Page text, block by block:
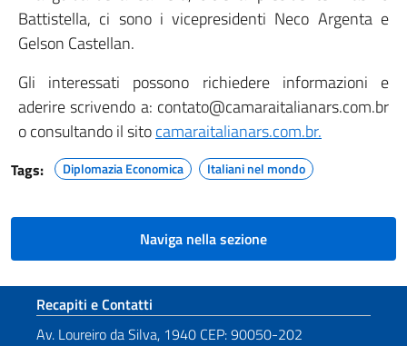
Battistella, ci sono i vicepresidenti Neco Argenta e
Gelson Castellan.
Gli interessati possono richiedere informazioni e
aderire scrivendo a: contato@camaraitalianars.com.br
o consultando il sitocamaraitalianars.com.br.
Tags: Diplomazia Economica Italiani nel mondo
Naviga nella sezione
Sezione footer
Recapiti e Contatti
Av. Loureiro da Silva, 1940 CEP: 90050-202